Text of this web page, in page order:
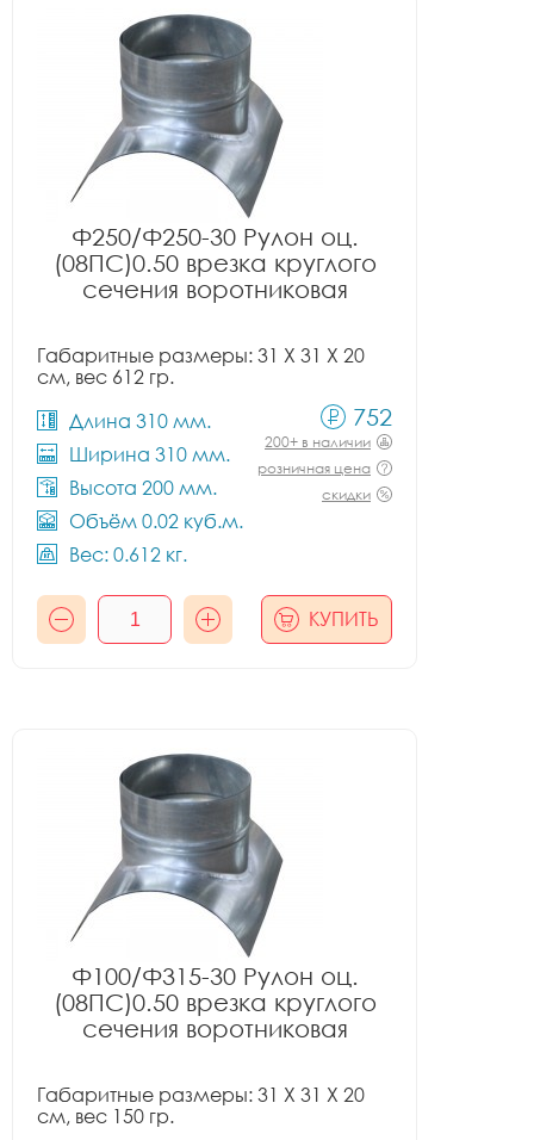
Ф250/Ф250-30 Рулон оц.
(08ПС)0.50 врезка круглого
сечения воротниковая
Габаритные размеры: 31 X 31 X 20
см, вес 612 гр.
Длина 310 мм.
Ширина 310 мм.
Высота 200 мм.
Объём 0.02 куб.м.
Вес: 0.612 кг.
752
200+ в наличии
розничная цена
скидки
КУПИТЬ
Ф100/Ф315-30 Рулон оц.
(08ПС)0.50 врезка круглого
сечения воротниковая
Габаритные размеры: 31 X 31 X 20
см, вес 150 гр.